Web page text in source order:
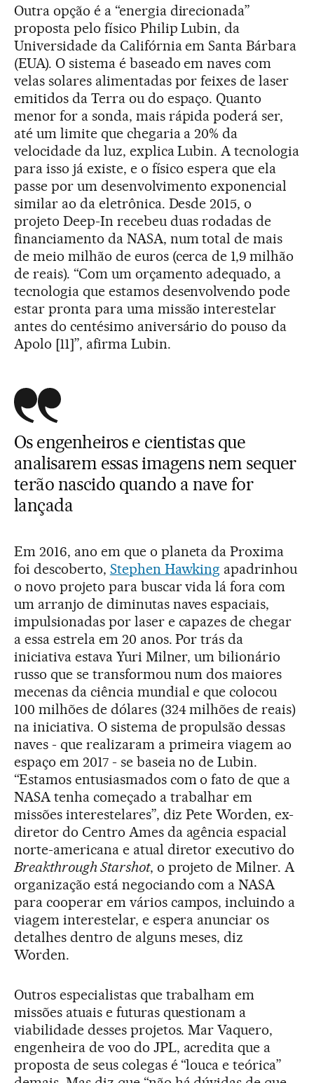
Outra opção é a “energia direcionada”
proposta pelo físico Philip Lubin, da
Universidade da Califórnia em Santa Bárbara
(EUA). O sistema é baseado em naves com
velas solares alimentadas por feixes de laser
emitidos da Terra ou do espaço. Quanto
menor for a sonda, mais rápida poderá ser,
até um limite que chegaria a 20% da
velocidade da luz, explica Lubin. A tecnologia
para isso já existe, e o físico espera que ela
passe por um desenvolvimento exponencial
similar ao da eletrônica. Desde 2015, o
projeto Deep-In recebeu duas rodadas de
financiamento da NASA, num total de mais
de meio milhão de euros (cerca de 1,9 milhão
de reais). “Com um orçamento adequado, a
tecnologia que estamos desenvolvendo pode
estar pronta para uma missão interestelar
antes do centésimo aniversário do pouso da
Apolo [11]”, afirma Lubin.
Os engenheiros e cientistas que
analisarem essas imagens nem sequer
terão nascido quando a nave for
lançada
Em 2016, ano em que o planeta da Proxima
foi descoberto, Stephen Hawking apadrinhou
o novo projeto para buscar vida lá fora com
um arranjo de diminutas naves espaciais,
impulsionadas por laser e capazes de chegar
a essa estrela em 20 anos. Por trás da
iniciativa estava Yuri Milner, um bilionário
russo que se transformou num dos maiores
mecenas da ciência mundial e que colocou
100 milhões de dólares (324 milhões de reais)
na iniciativa. O sistema de propulsão dessas
naves - que realizaram a primeira viagem ao
espaço em 2017 - se baseia no de Lubin.
“Estamos entusiasmados com o fato de que a
NASA tenha começado a trabalhar em
missões interestelares”, diz Pete Worden, ex-
diretor do Centro Ames da agência espacial
norte-americana e atual diretor executivo do
Breakthrough Starshot, o projeto de Milner. A
organização está negociando com a NASA
para cooperar em vários campos, incluindo a
viagem interestelar, e espera anunciar os
detalhes dentro de alguns meses, diz
Worden.
Outros especialistas que trabalham em
missões atuais e futuras questionam a
viabilidade desses projetos. Mar Vaquero,
engenheira de voo do JPL, acredita que a
proposta de seus colegas é “louca e teórica”